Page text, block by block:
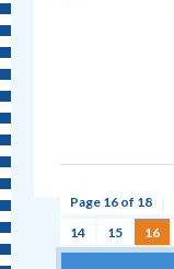
Page 16 of 18
14
15 16